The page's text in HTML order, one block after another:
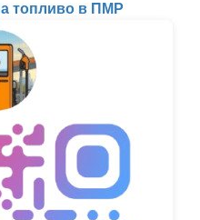
топливо в ПМР